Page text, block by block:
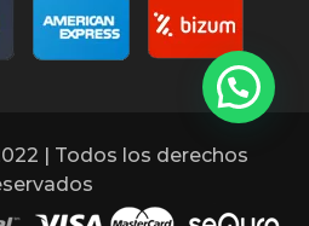
| Todos los derechos